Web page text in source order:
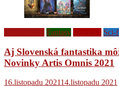
Fantasy Sci-
Aj Slovenská fantastika
Novinky Artis Omnis 2021
16.listopadu 202114.listopadu 2021